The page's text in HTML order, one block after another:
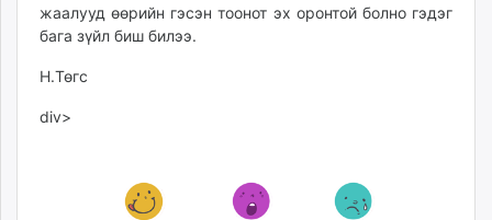
жаалууд өөрийн гэсэн тоонот эх оронтой болно гэдэг
бага зүйл биш билээ.
Н.Төгс
div>